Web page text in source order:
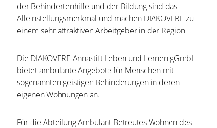
der Behindertenhilfe und der Bildung sind das
Alleinstellungsmerkmal und machen DIAKOVERE zu
einem sehr attraktiven Arbeitgeber in der Region.
Die DIAKOVERE Annastift Leben und Lernen gGmbH
bietet ambulante Angebote für Menschen mit
sogenannten geistigen Behinderungen in deren
eigenen Wohnungen an.
Für die Abteilung Ambulant Betreutes Wohnen des